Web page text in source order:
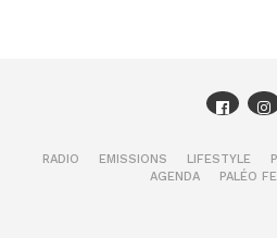
RADIO EMISSIONS LIFESTYLE
AGENDA
PALÉO